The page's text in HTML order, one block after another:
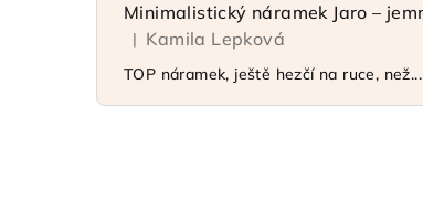
Hodnocení produktu je 5 z 5 hvězdiček.
| Kamila Lepková
TOP náramek, ještě hezčí na ruce, než...